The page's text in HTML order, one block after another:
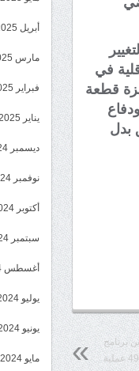
في
قطعة
بدل
برنامج
نبض السعودية 2 التطوعي لإجراء 4900 عملية
أبريل 2025
مارس 2025
فبراير 2025
يناير 2025
ديسمبر 2024
نوفمبر 2024
أكتوبر 2024
سبتمبر 2024
أغسطس 2024
يوليو 2024
يونيو 2024
مايو 2024